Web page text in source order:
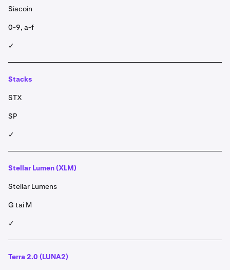
Siacoin
0-9, a-f
✓
Stacks
STX
SP
✓
Stellar Lumen (XLM)
Stellar Lumens
G tai M
✓
Terra 2.0 (LUNA2)